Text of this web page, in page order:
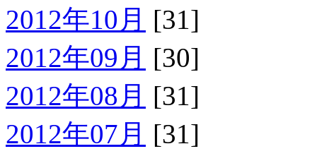
2012年10月 [31]
2012年09月 [30]
2012年08月 [31]
2012年07月 [31]